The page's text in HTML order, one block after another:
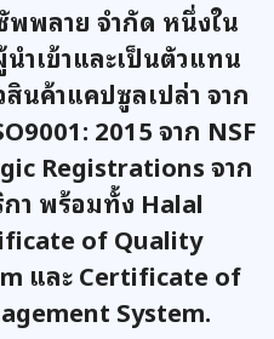
พพลาย จำกัด หนึ่งใน
ำเข้าและเป็นตัวแทน
นค้าแคปซูลเปล่า จาก
2015 จาก NSF
Registrations จาก
า พร้อมทั้ง Halal
of Quality
และ Certificate of
System.